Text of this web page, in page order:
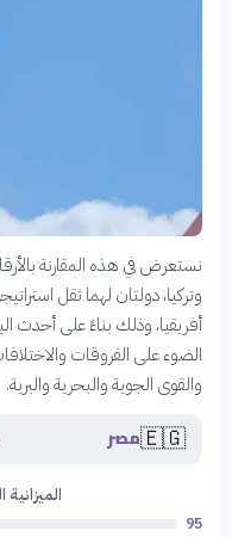
نستعرض في هذه المقارنة
وتركيا، دولتان لهما ثقل
أفريقيا، وذلك بناءً على أحدث
الضوء على الفروقات والاختلافات
والقوى الجوية والبحرية والبرية.
🇪🇬مصر
95